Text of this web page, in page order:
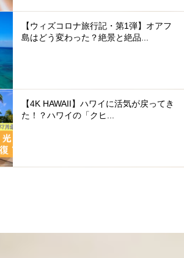
【ウィズコロナ旅行記・第1弾】オアフ
島はどう変わった？絶景と絶品...
【4K HAWAII】ハワイに活気が戻ってき
た！？ハワイの「クヒ...